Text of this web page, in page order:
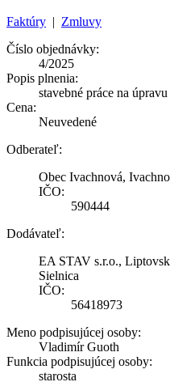
Faktúry | Zmluvy
Číslo objednávky:
4/2025
Popis plnenia:
stavebné práce na
Cena:
Neuvedené
Odberateľ:
Obec Ivachnová,
IČO:
590444
Dodávateľ:
EA STAV s.r.o.,
Sielnica
IČO:
56418973
Meno podpisujúcej osoby:
Vladimír Guoth
Funkcia podpisujúcej osoby:
starosta